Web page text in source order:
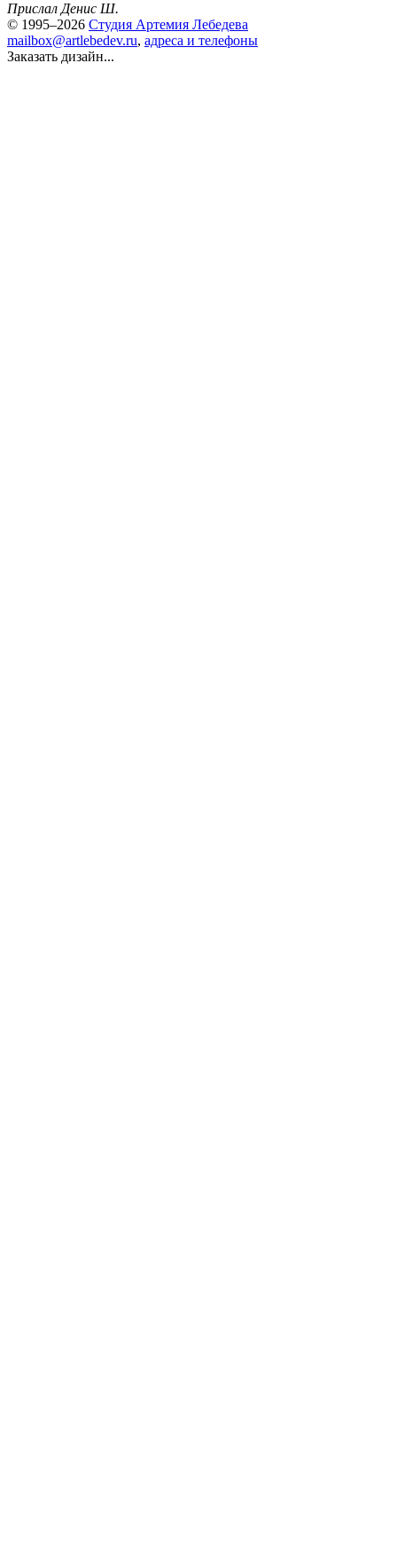
Прислал Денис Ш.
© 1995–2026 Студия Артемия Лебедева
mailbox@artlebedev.ru, адреса и телефоны
Заказать дизайн...